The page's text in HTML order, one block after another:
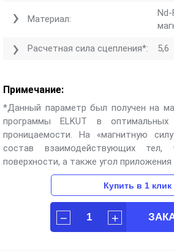
Материал:
Расчетная сила сцепления*: 5,6
Примечание:
*Данный параметр был получен на
программы ELKUT в оптимальных
проницаемости. На «магнитную
состав взаимодействующих тел,
поверхности, а также угол приложения